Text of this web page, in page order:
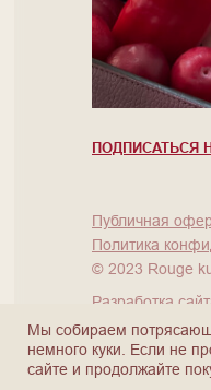
Мы собираем
немного куки. Если не
сайте и продолжайте
ПОДПИСАТЬСЯ
2023 Rouge
©
Публичная
Политика
Разработка